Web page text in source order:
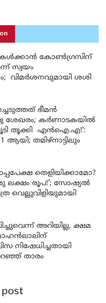
കോൺഗ്രസിന്
സ്വയം
വിമർശനവുമായി ശശി
ഭീമൻ
കർണാടകയിൽ
തൂക്കി എൻഐ.എ!’:
തമിഴ്‌നാട്ടിലും
തെളിയിക്കാമോ?
ലക്ഷം രൂപ!’; സോഷ്യൽ
വെല്ലുവിളിയുമായി
അറിയില്ല, ക്ഷമ
നിഷേധിച്ചതായി
പറഞ്ഞ് താരം